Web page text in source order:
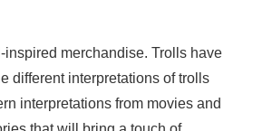
merchandise. Trolls have
different interpretations of trolls
interpretations from movies and